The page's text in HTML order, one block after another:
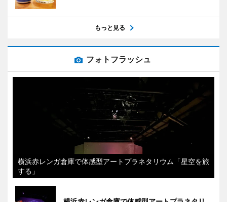
もっと見る
フォトフラッシュ
横浜赤レンガ倉庫で体感型アートプラネタリウム「星空を旅
する」